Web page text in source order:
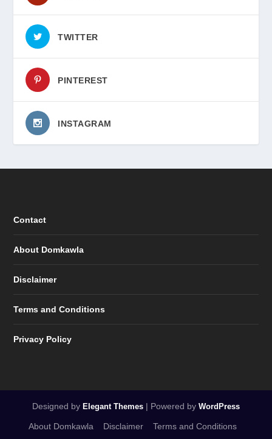
TWITTER
PINTEREST
INSTAGRAM
Contact
About Domkawla
Disclaimer
Terms and Conditions
Privacy Policy
Designed by Elegant Themes | Powered by WordPress
About Domkawla Disclaimer Terms and Conditions